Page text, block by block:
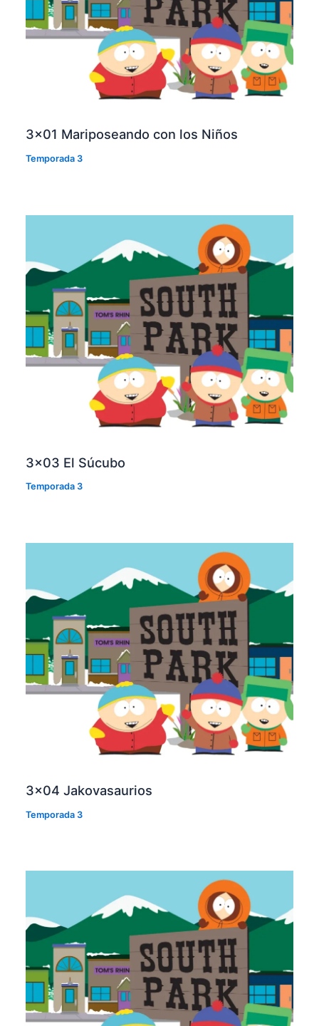
3×01 Mariposeando con los Niños
Temporada 3
3×03 El Súcubo
Temporada 3
3×04 Jakovasaurios
Temporada 3